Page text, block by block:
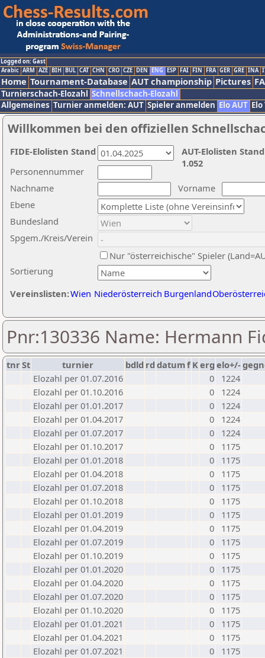
Logged on: Gast
Arabic ARM AZE BIH BUL CAT CHN CRO CZE DEN ENG ESP FAI FIN FRA GER GRE INA
Home Tournament-Database AUT championship Pictures
Turnierschach-Elozahl Schnellschach-Elozahl
Allgemeines Turnier anmelden: AUT Spieler anmelden Elo AUT
Willkommen bei den offiziellen
Nachname
Vorname
Ebene
Sortierung
Personennummer
Bundesland
Spgem./Kreis/Verein
Nur "österreichische" Spieler
Vereinslisten:Wien Niederösterreich Burgenland
AUT-Elolisten
1.052
FIDE-Elolisten Stand
Pnr:130336 Name: Hermann
tnrSt turnier bdld rd datumf Kerg elo+/-
Elozahl per 01.07.2016
0
1224
Elozahl per 01.10.2016
0
1224
Elozahl per 01.01.2017
0
1224
Elozahl per 01.04.2017
0
1224
Elozahl per 01.07.2017
0
1224
Elozahl per 01.10.2017
0
1175
Elozahl per 01.01.2018
0
1175
Elozahl per 01.04.2018
0
1175
Elozahl per 01.07.2018
0
1175
Elozahl per 01.10.2018
0
1175
Elozahl per 01.01.2019
0
1175
Elozahl per 01.04.2019
0
1175
Elozahl per 01.07.2019
0
1175
Elozahl per 01.10.2019
0
1175
Elozahl per 01.01.2020
0
1175
Elozahl per 01.04.2020
0
1175
Elozahl per 01.07.2020
0
1175
Elozahl per 01.10.2020
0
1175
Elozahl per 01.01.2021
0
1175
Elozahl per 01.04.2021
0
1175
Elozahl per 01.07.2021
0
1175